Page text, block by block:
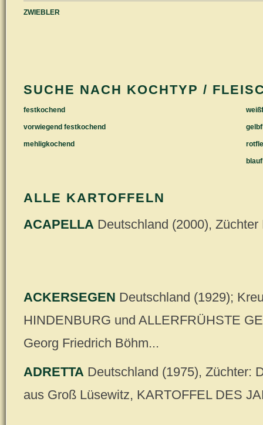
ZWIEBLER
SUCHE NACH KOCHTYP /
festkochend
vorwiegend festkochend
mehligkochend
ALLE KARTOFFELN
ACAPELLA Deutschland (2000),
ACKERSEGEN Deutschland (1929);
HINDENBURG und ALLERFRÜHSTE
Georg Friedrich Böhm...
ADRETTA Deutschland (1975), Züchter:
aus Groß Lüsewitz, KARTOFFEL DES